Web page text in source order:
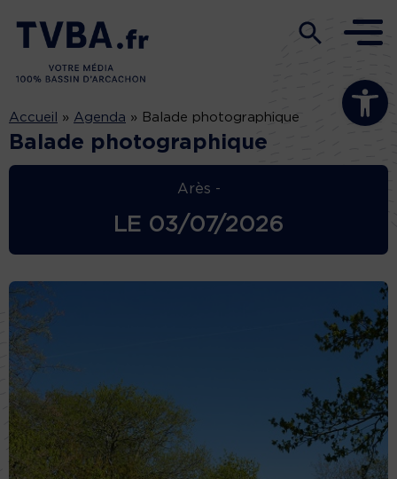
Ouvrir la
Accueil » Agenda » Balade photographique
Balade photographique
Arès -
LE 03/07/2026